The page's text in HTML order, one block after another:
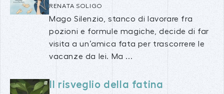
RENATA SOLIGO
Mago Silenzio, stanco di lavorare fra
pozioni e formule magiche, decide di far
visita a un’amica fata per trascorrere le
vacanze da lei. Ma ...
Il risveglio della fatina